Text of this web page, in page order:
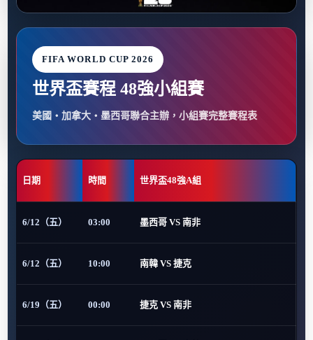
FIFA WORLD CUP 2026
世界盃賽程 48強小組賽
美國・加拿大・墨西哥聯合主辦，小組賽完整賽程表
日期 時間 世界盃48強A組
6/12（五） 03:00 墨西哥 VS 南非
6/12（五） 10:00 南韓 VS 捷克
6/19（五） 00:00 捷克 VS 南非